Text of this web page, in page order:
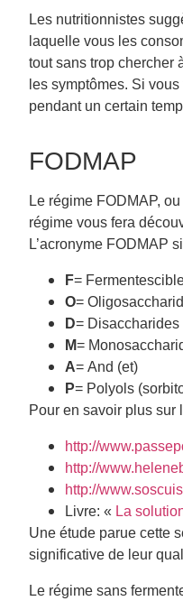
Les nutritionnistes
laquelle vous les
tout sans trop chercher
les symptômes. Si
pendant un certain
FODMAP
Le régime FODMAP,
régime vous fera
L’acronyme FODMAP
F=
O=
D=
M=
A= And (et)
P= Polyols
Pour en savoir plus sur
http://
http://
http://
Livre: « La
Une étude parue cette
significative de leur
Le régime sans